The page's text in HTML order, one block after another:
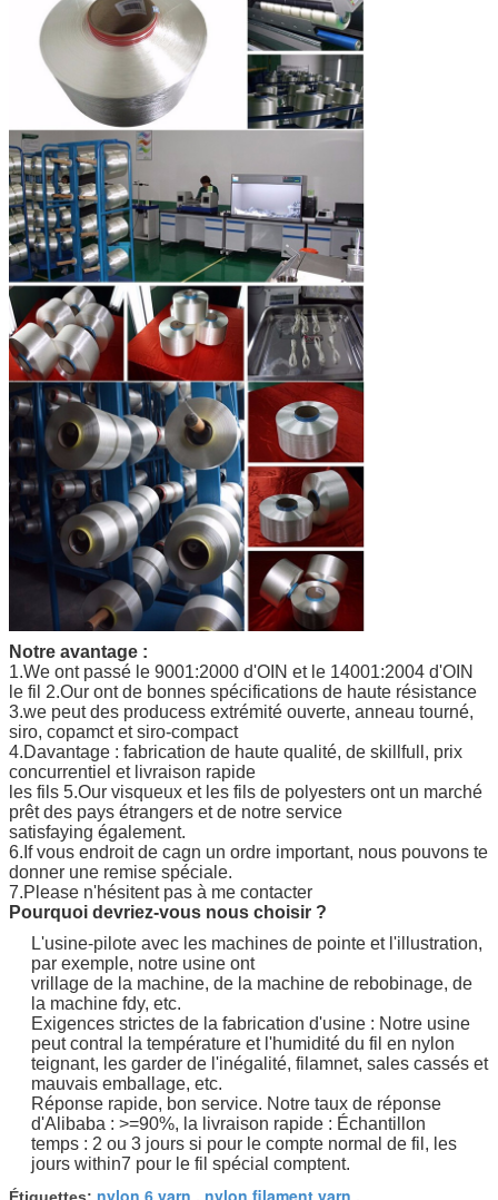
Notre avantage :
1.We ont passé le 9001:2000 d'OIN et le 14001:2004 d'OIN
le fil 2.Our ont de bonnes spécifications de haute résistance
3.we peut des producess extrémité ouverte, anneau tourné,
siro, copamct et siro-compact
4.Davantage : fabrication de haute qualité, de skillfull, prix
concurrentiel et livraison rapide
les fils 5.Our visqueux et les fils de polyesters ont un marché
prêt des pays étrangers et de notre service
satisfaying également.
6.If vous endroit de cagn un ordre important, nous pouvons te
donner une remise spéciale.
7.Please n'hésitent pas à me contacter
Pourquoi devriez-vous nous choisir ?
L'usine-pilote avec les machines de pointe et l'illustration,
par exemple, notre usine ont
vrillage de la machine, de la machine de rebobinage, de
la machine fdy, etc.
Exigences strictes de la fabrication d'usine : Notre usine
peut contral la température et l'humidité du fil en nylon
teignant, les garder de l'inégalité, filamnet, sales cassés et
mauvais emballage, etc.
Réponse rapide, bon service. Notre taux de réponse
d'Alibaba : >=90%, la livraison rapide : Échantillon
temps : 2 ou 3 jours si pour le compte normal de fil, les
jours within7 pour le fil spécial comptent.
nylon 6 yarn nylon filament yarn